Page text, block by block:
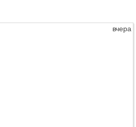
вчера